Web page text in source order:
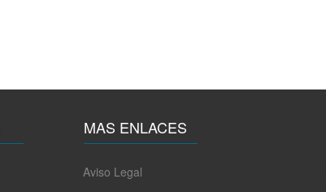
MAS ENLACES
Aviso Legal